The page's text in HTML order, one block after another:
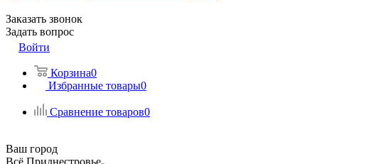
Заказать звонок
Задать вопрос
Войти
Корзина0
Избранные товары0
Сравнение товаров0
Ваш город
Всё Приднестровье